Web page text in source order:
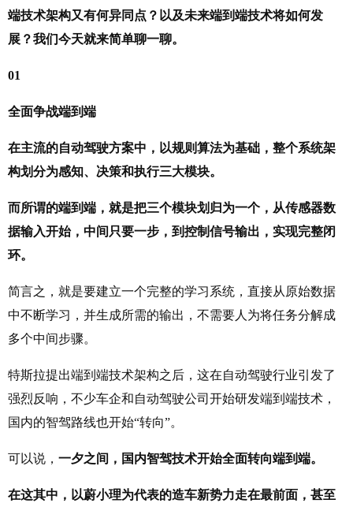
端技术架构又有何异同点？以及未来端到端技术将如何发
展？我们今天就来简单聊一聊。
01
全面争战端到端
在主流的自动驾驶方案中，以规则算法为基础，整个系统架
构划分为感知、决策和执行三大模块。
而所谓的端到端，就是把三个模块划归为一个，从传感器数
据输入开始，中间只要一步，到控制信号输出，实现完整闭
环。
简言之，就是要建立一个完整的学习系统，直接从原始数据
中不断学习，并生成所需的输出，不需要人为将任务分解成
多个中间步骤。
特斯拉提出端到端技术架构之后，这在自动驾驶行业引发了
强烈反响，不少车企和自动驾驶公司开始研发端到端技术，
国内的智驾路线也开始“转向”。
可以说， 一夕之间，国内智驾技术开始全面转向端到端。
在这其中，以蔚小理为代表的造车新势力走在最前面，甚至